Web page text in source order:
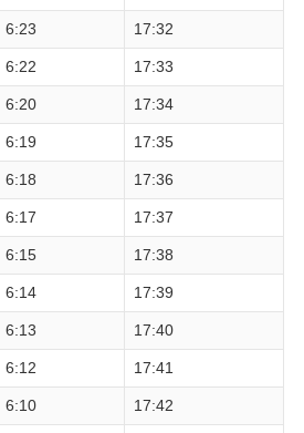
6:23 17:32
6:22 17:33
6:20 17:34
6:19 17:35
6:18 17:36
6:17 17:37
6:15 17:38
6:14 17:39
6:13 17:40
6:12 17:41
6:10 17:42